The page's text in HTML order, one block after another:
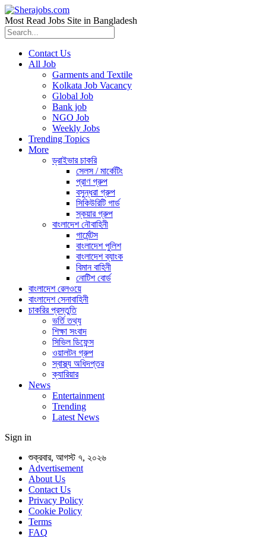
Most Read Jobs Site in Bangladesh
Contact Us
All Job
Garments and Textile
Kolkata Job Vacancy
Global Job
Bank job
NGO Job
Weekly Jobs
Trending Topics
More
ড্রাইভার চাকরি
সেলস / মার্কেটিং
প্রাণ গ্রুপ
বসুন্ধরা গ্রুপ
সিকিউরিটি গার্ড
স্কয়ার গ্রুপ
বাংলাদেশ নৌবাহিনী
গার্মেন্টস
বাংলাদেশ পুলিশ
বাংলাদেশ ব্যাংক
বিমান বাহিনী
নোটিশ বোর্ড
বাংলাদেশ রেলওয়ে
বাংলাদেশ সেনাবাহিনী
চাকরির প্রস্তুতি
ভর্তি তথ্য
শিক্ষা সংবাদ
সিভিল ডিফেন্স
ওয়ালটন গ্রুপ
স্বাস্থ্য অধিদপ্তর
ক্যারিয়ার
News
Entertainment
Trending
Latest News
Sign in
শুক্রবার, আগস্ট ৭, ২০২৬
Advertisement
About Us
Contact Us
Privacy Policy
Cookie Policy
Terms
FAQ